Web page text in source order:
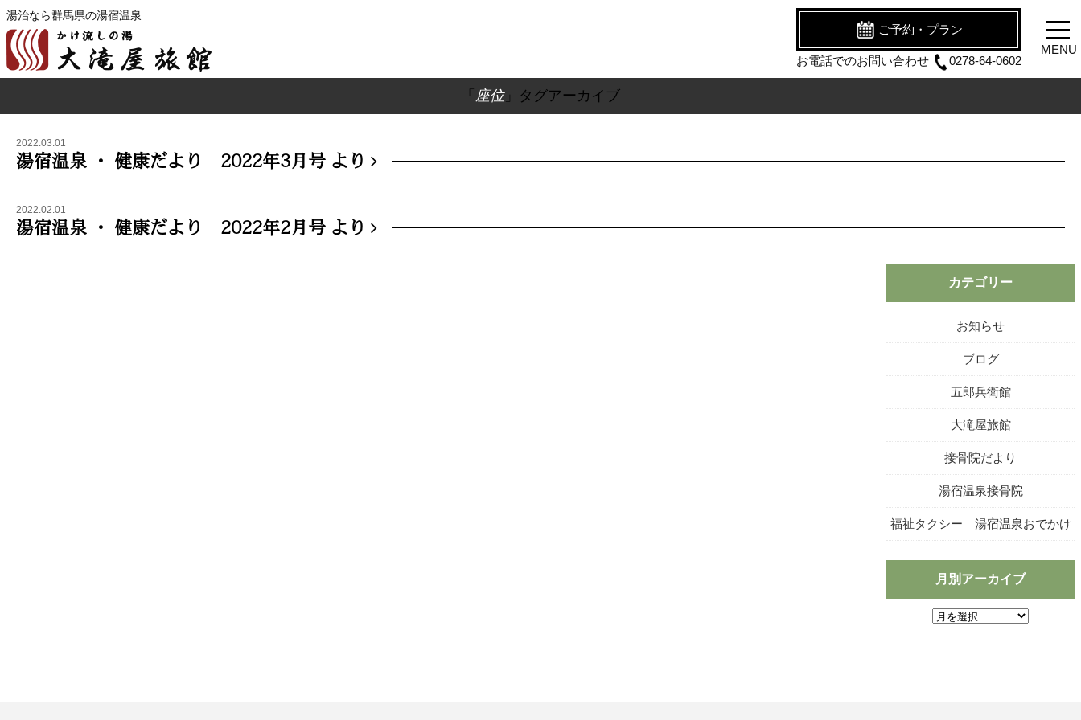
湯治なら群馬県の湯宿温泉
ご予約・プラン
お電話でのお問い合わせ 0278-64-0602
MENU
座位」タグアーカイブ
2022.03.01
湯宿温泉 ・ 健康だより 2022年3月号 より
2022.02.01
湯宿温泉 ・ 健康だより 2022年2月号 より
カテゴリー
お知らせ
ブログ
五郎兵衛館
大滝屋旅館
接骨院だより
湯宿温泉接骨院
福祉タクシー 湯宿温泉おでかけ
月別アーカイブ
月